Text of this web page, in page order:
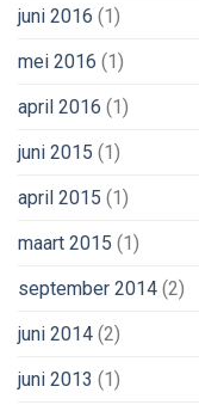
juni 2016 (1)
mei 2016 (1)
april 2016 (1)
juni 2015 (1)
april 2015 (1)
maart 2015 (1)
september 2014 (2)
juni 2014 (2)
juni 2013 (1)